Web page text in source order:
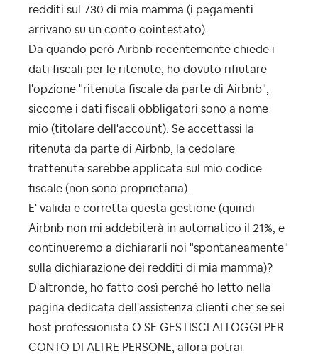
redditi sul 730 di mia mamma (i pagamenti
arrivano su un conto cointestato).
Da quando però Airbnb recentemente chiede i
dati fiscali per le ritenute, ho dovuto rifiutare
l'opzione "ritenuta fiscale da parte di Airbnb",
siccome i dati fiscali obbligatori sono a nome
mio (titolare dell'account). Se accettassi la
ritenuta da parte di Airbnb, la cedolare
trattenuta sarebbe applicata sul mio codice
fiscale (non sono proprietaria).
E' valida e corretta questa gestione (quindi
Airbnb non mi addebiterà in automatico il 21%, e
continueremo a dichiararli noi "spontaneamente"
sulla dichiarazione dei redditi di mia mamma)?
D'altronde, ho fatto così perché ho letto nella
pagina dedicata dell'assistenza clienti che: se sei
host professionista O SE GESTISCI ALLOGGI PER
CONTO DI ALTRE PERSONE, allora potrai